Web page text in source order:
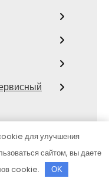
для улучшения
сайтом, вы даете
cookie.
OK